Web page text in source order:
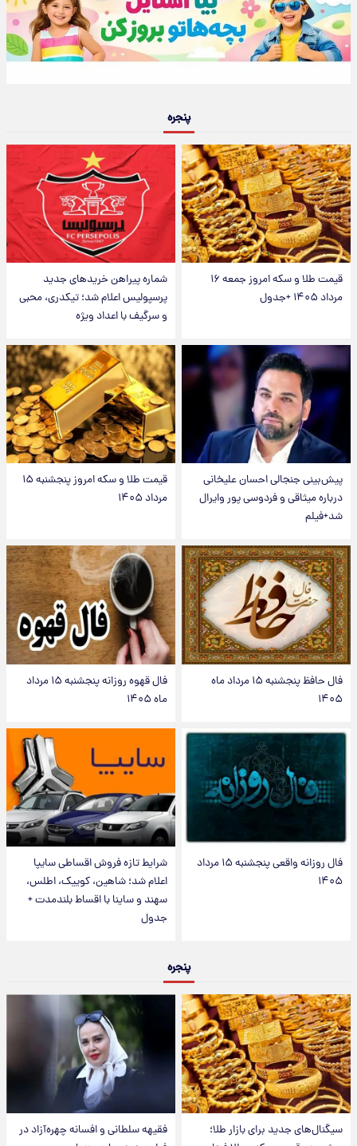
پنجره
قیمت طلا و سکه امروز جمعه ۱۶
مرداد ۱۴۰۵ +جدول
شماره پیراهن خریدهای جدید
پرسپولیس اعلام شد؛ تیکدری، محبی
و سرگیف با اعداد ویژه
پیش‌بینی جنجالی احسان علیخانی
درباره میثاقی و فردوسی پور وایرال
شد+فیلم
قیمت طلا و سکه امروز پنجشنبه ۱۵
مرداد ۱۴۰۵
فال حافظ پنجشنبه ۱۵ مرداد ماه
۱۴۰۵
فال قهوه روزانه پنجشنبه ۱۵ مرداد
ماه ۱۴۰۵
فال روزانه واقعی پنجشنبه ۱۵ مرداد
۱۴۰۵
شرایط تازه فروش اقساطی سایپا
اعلام شد؛ شاهین، کوییک، اطلس،
سهند و ساینا با اقساط بلندمدت +
جدول
پنجره
سیگنال‌های جدید برای بازار طلا؛
فقیهه سلطانی و افسانه چهره‌آزاد در